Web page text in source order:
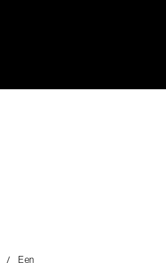
Een